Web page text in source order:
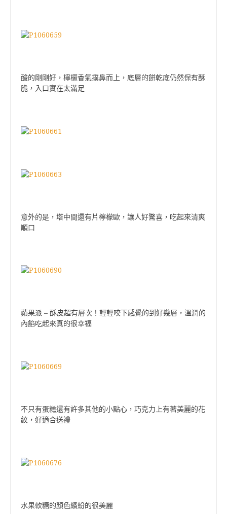
酸的剛剛好，檸檬香氣撲鼻而上，底層的餅乾底仍然保有酥
脆，入口實在太滿足
意外的是，塔中間還有片檸檬歐，讓人好驚喜，吃起來清爽
順口
蘋果派 – 酥皮超有層次！輕輕咬下感覺的到好幾層，溫潤的
內餡吃起來真的很幸福
不只有蛋糕還有許多其他的小點心，巧克力上有著美麗的花
紋，好適合送禮
水果軟糖的顏色繽紛的很美麗